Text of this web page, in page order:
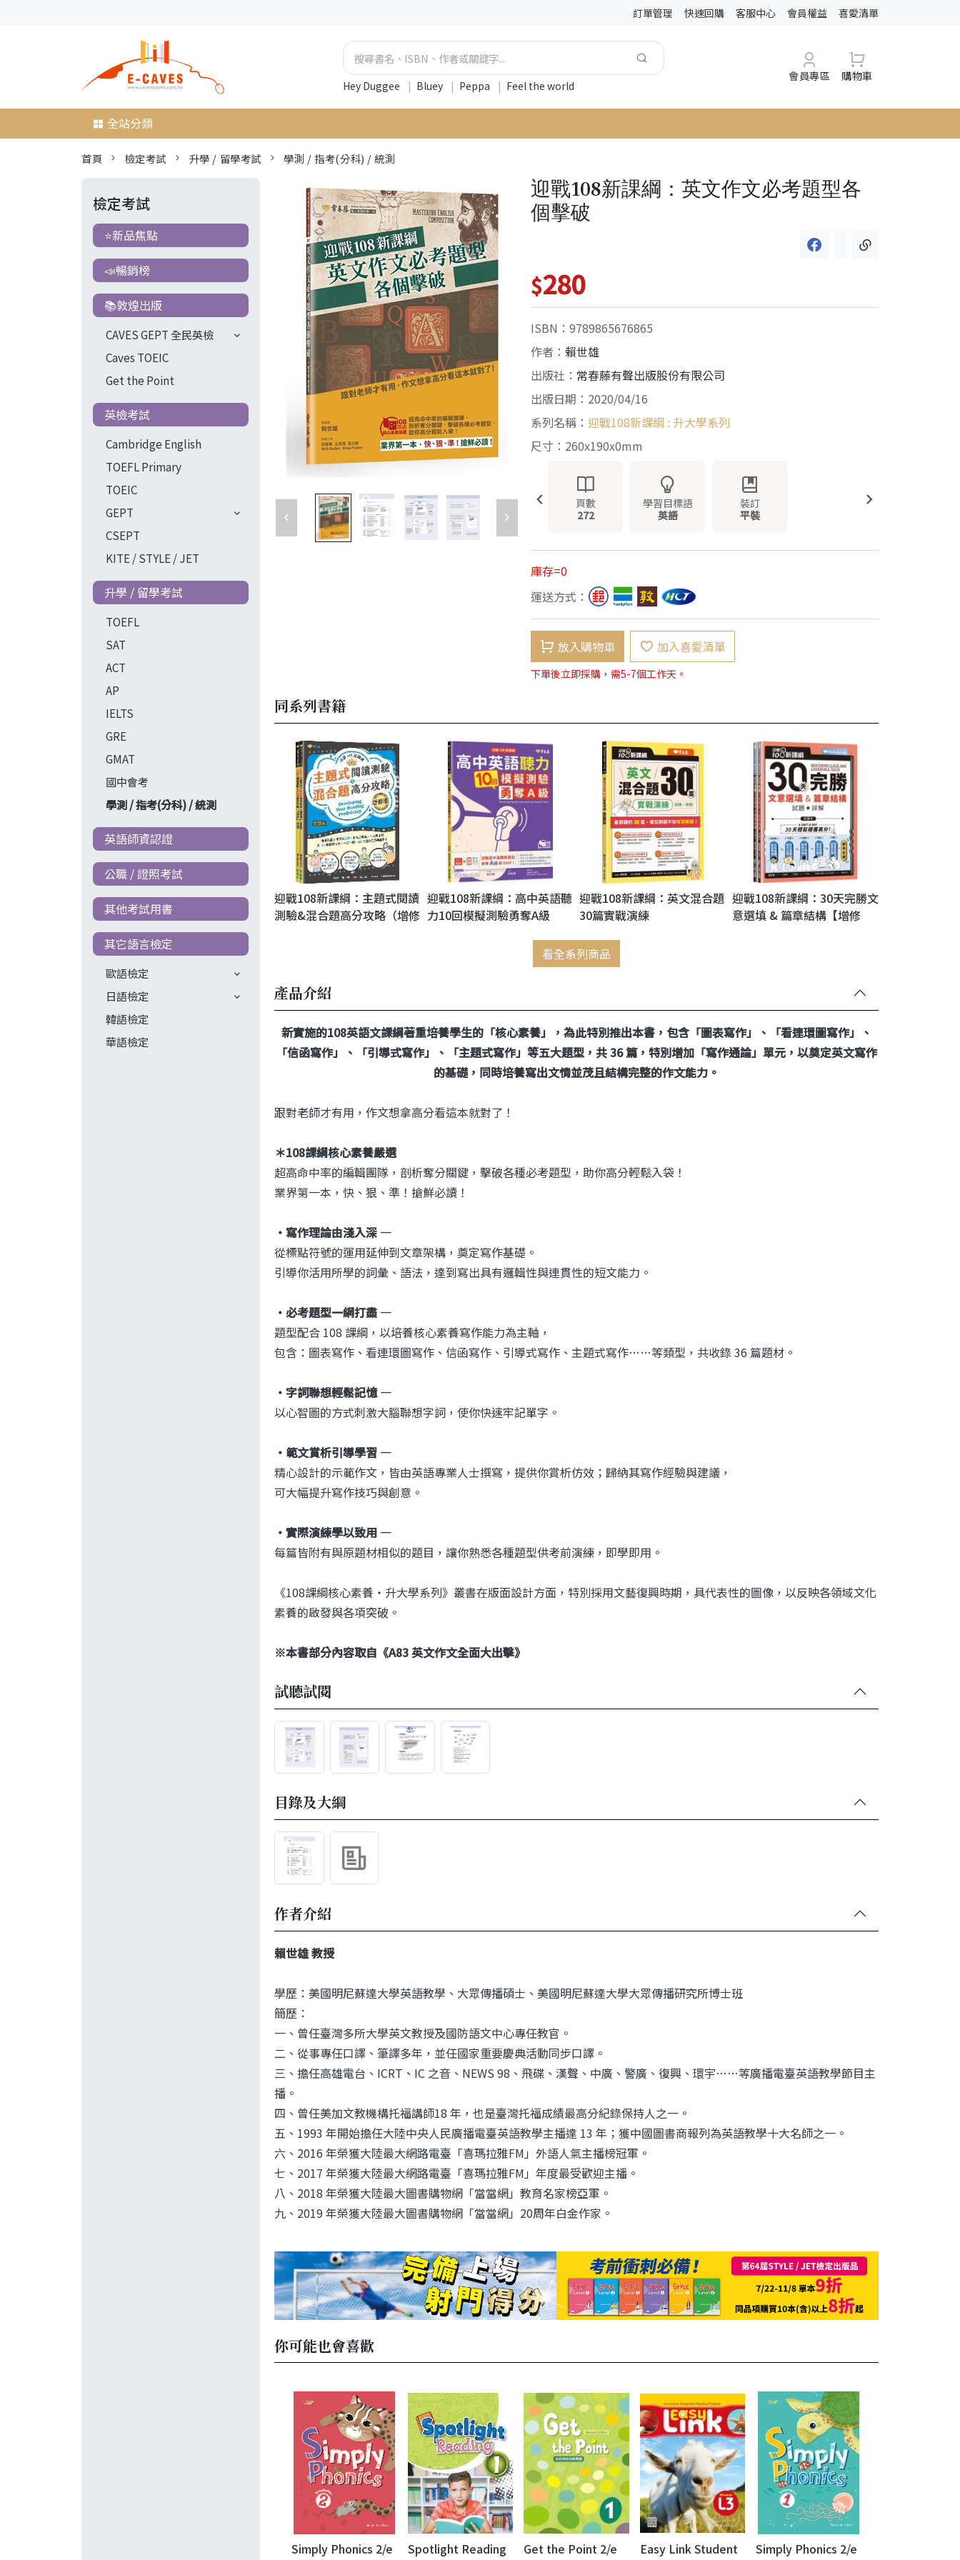
訂單管理 快速回購 客服中心 會員權益 喜愛清單
Hey Duggee | Bluey | Peppa | Feel the world
會員專區 購物車
全站分類
首頁 檢定考試 升學 / 留學考試 學測 / 指考(分科) / 統測
檢定考試
⭐新品焦點
📣暢銷榜
📚敦煌出版
CAVES GEPT 全民英檢
Caves TOEIC
Get the Point
英檢考試
Cambridge English
TOEFL Primary
TOEIC
GEPT
CSEPT
KITE / STYLE / JET
升學 / 留學考試
TOEFL
SAT
ACT
AP
IELTS
GRE
GMAT
國中會考
學測 / 指考(分科) / 統測
英語師資認證
公職 / 證照考試
其他考試用書
其它語言檢定
歐語檢定
日語檢定
韓語檢定
華語檢定
迎戰108新課綱：英文作文必考題型各
個擊破
$280
ISBN：9789865676865
作者：賴世雄
出版社： 常春藤有聲出版股份有限公司
出版日期：2020/04/16
系列名稱：迎戰108新課綱 : 升大學系列
尺寸：260x190x0mm
頁數
272
學習目標語
英語
裝訂
平裝
庫存=0
運送方式：
放入購物車 加入喜愛清單
下單後立即採購，需5-7個工作天。
同系列書籍
迎戰108新課綱：主題式閱讀
測驗&混合題高分攻略（增修
迎戰108新課綱：高中英語聽
力10回模擬測驗勇奪A級
迎戰108新課綱：英文混合題
30篇實戰演練
迎戰108新課綱：30天完勝文
意選填 & 篇章結構【增修
看全系列商品
產品介紹
新實施的108英語文課綱著重培養學生的「核心素養」，為此特別推出本書，包含「圖表寫作」、「看連環圖寫作」、
「信函寫作」、「引導式寫作」、「主題式寫作」等五大題型，共 36 篇，特別增加「寫作通論」單元，以奠定英文寫作
的基礎，同時培養寫出文情並茂且結構完整的作文能力。
跟對老師才有用，作文想拿高分看這本就對了！
＊108課綱核心素養嚴選
超高命中率的編輯團隊，剖析奪分關鍵，擊破各種必考題型，助你高分輕鬆入袋！
業界第一本，快、狠、準！搶鮮必讀！
‧寫作理論由淺入深 —
從標點符號的運用延伸到文章架構，奠定寫作基礎。
引導你活用所學的詞彙、語法，達到寫出具有邏輯性與連貫性的短文能力。
‧必考題型一網打盡 —
題型配合 108 課綱，以培養核心素養寫作能力為主軸，
包含：圖表寫作、看連環圖寫作、信函寫作、引導式寫作、主題式寫作……等類型，共收錄 36 篇題材。
‧字詞聯想輕鬆記憶 —
以心智圖的方式刺激大腦聯想字詞，使你快速牢記單字。
‧範文賞析引導學習 —
精心設計的示範作文，皆由英語專業人士撰寫，提供你賞析仿效；歸納其寫作經驗與建議，
可大幅提升寫作技巧與創意。
‧實際演練學以致用 —
每篇皆附有與原題材相似的題目，讓你熟悉各種題型供考前演練，即學即用。
《108課綱核心素養‧升大學系列》叢書在版面設計方面，特別採用文藝復興時期，具代表性的圖像，以反映各領域文化
素養的啟發與各項突破。
※本書部分內容取自《A83 英文作文全面大出擊》
試聽試閱
目錄及大綱
作者介紹
賴世雄 教授
學歷：美國明尼蘇達大學英語教學、大眾傳播碩士、美國明尼蘇達大學大眾傳播研究所博士班
簡歷：
一、曾任臺灣多所大學英文教授及國防語文中心專任教官。
二、從事專任口譯、筆譯多年，並任國家重要慶典活動同步口譯。
三、擔任高雄電台、ICRT、IC 之音、NEWS 98、飛碟、漢聲、中廣、警廣、復興、環宇……等廣播電臺英語教學節目主
播。
四、曾任美加文教機構托福講師18 年，也是臺灣托福成績最高分紀錄保持人之一。
五、1993 年開始擔任大陸中央人民廣播電臺英語教學主播達 13 年；獲中國圖書商報列為英語教學十大名師之一。
六、2016 年榮獲大陸最大網路電臺「喜瑪拉雅FM」外語人氣主播榜冠軍。
七、2017 年榮獲大陸最大網路電臺「喜瑪拉雅FM」年度最受歡迎主播。
八、2018 年榮獲大陸最大圖書購物網「當當網」教育名家榜亞軍。
九、2019 年榮獲大陸最大圖書購物網「當當網」20周年白金作家。
你可能也會喜歡
Simply Phonics 2/e
Spotlight Reading
Get the Point 2/e
Easy Link Student
Simply Phonics 2/e